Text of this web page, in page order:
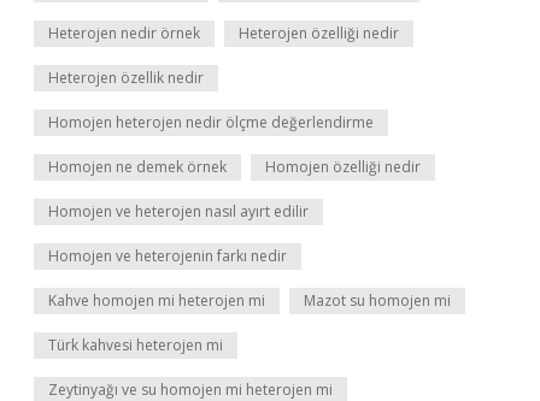
Heterojen nedir örnek Heterojen özelliği nedir
Heterojen özellik nedir
Homojen heterojen nedir ölçme değerlendirme
Homojen ne demek örnek Homojen özelliği nedir
Homojen ve heterojen nasıl ayırt edilir
Homojen ve heterojenin farkı nedir
Kahve homojen mi heterojen mi Mazot su homojen mi
Türk kahvesi heterojen mi
Zeytinyağı ve su homojen mi heterojen mi